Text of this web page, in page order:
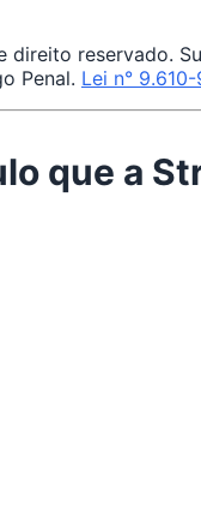
direito reservado.
Penal. Lei n°
que a